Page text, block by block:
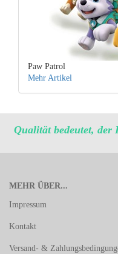
Paw Patrol
Mehr Artikel
Qualität bedeutet, der
MEHR ÜBER...
Impressum
Kontakt
Versand- &